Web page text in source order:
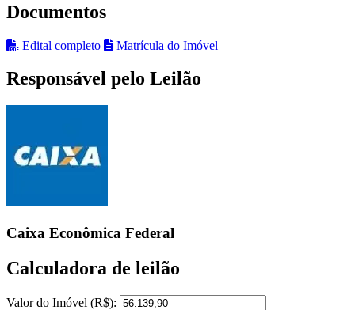
Documentos
Edital completo Matrícula do Imóvel
Responsável pelo Leilão
Caixa Econômica Federal
Calculadora de leilão
Valor do Imóvel (R$):